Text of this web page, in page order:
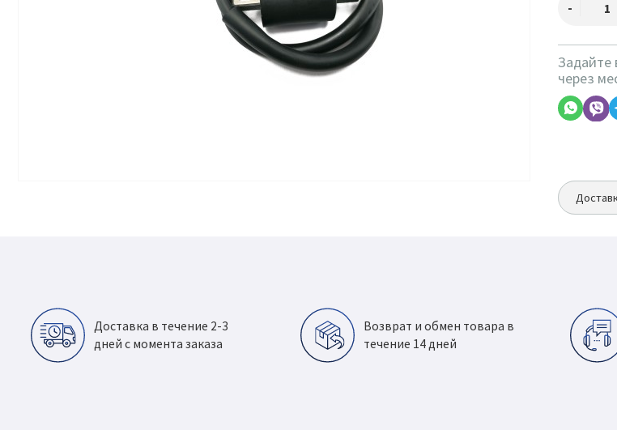
Задайте
через
Доставка в течение 2-3
дней с момента заказа
Возврат и обмен товара в
течение 14 дней